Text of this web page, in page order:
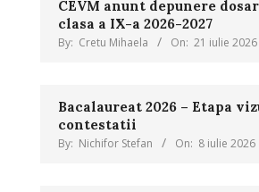
CEVM anunt depunere
clasa a IX-a 2026-2027
By: Cretu Mihaela On: 21 iulie 2026
Bacalaureat 2026 – Etapa
contestatii
By: Nichifor Stefan On: 8 iulie 2026